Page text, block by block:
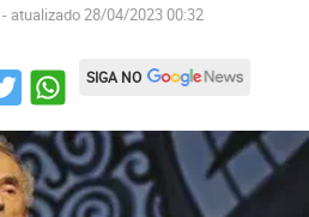
- atualizado 28/04/2023 00:32
SIGA NO